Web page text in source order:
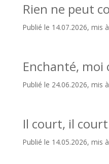
Rien ne peut
Publié le 14.07.2026, mis
Enchanté, moi
Publié le 24.06.2026, mis
Il court, il
Publié le 14.05.2026, mis